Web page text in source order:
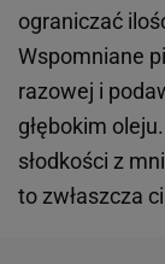
ograniczać
Wspomniane
razowej i
głębokim
słodkości z
to zwłaszcza